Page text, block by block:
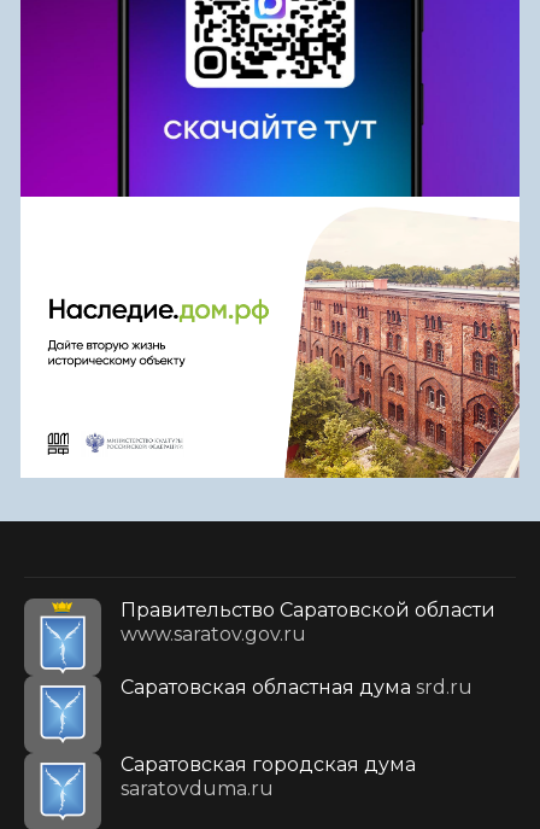
Правительство Саратовской области
www.saratov.gov.ru
Саратовская областная дума srd.ru
Саратовская городская дума
saratovduma.ru